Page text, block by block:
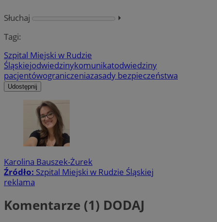
Słuchaj
⏵︎
Tagi:
Szpital Miejski w Rudzie
Śląskiejodwiedzinykomunikatodwiedziny
pacjentówograniczeniazasady bezpieczeństwa
Udostępnij
Karolina Bauszek-Żurek
Źródło: Szpital Miejski w Rudzie Śląskiej
reklama
Komentarze (1) DODAJ